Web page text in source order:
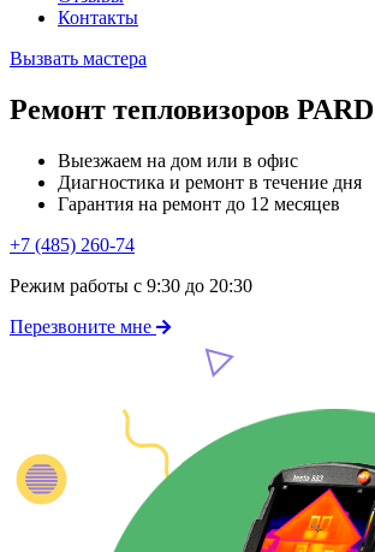
Контакты
Вызвать мастера
Ремонт тепловизоров PARD
Выезжаем на дом или в офис
Диагностика и ремонт в течение дня
Гарантия на ремонт до 12 месяцев
+7 (485) 260-74
Режим работы с 9:30 до 20:30
Перезвоните мне